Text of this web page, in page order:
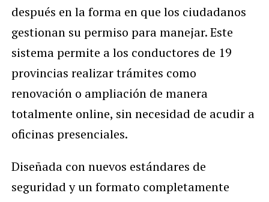
después en la forma en que los ciudadanos
gestionan su permiso para manejar. Este
sistema permite a los conductores de 19
provincias realizar trámites como
renovación o ampliación de manera
totalmente online, sin necesidad de acudir a
oficinas presenciales.
Diseñada con nuevos estándares de
seguridad y un formato completamente